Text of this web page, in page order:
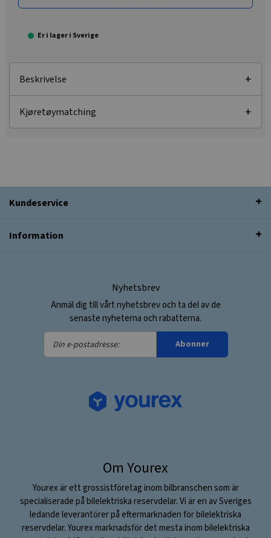
Er i lager i Sverige
Beskrivelse
Kjøretøymatching
Kundeservice
Information
Nyhetsbrev
Anmäl dig till vårt nyhetsbrev och ta del av de
senaste nyheterna och rabatterna.
Din
e-
Abonner
Om Yourex
Yourex är ett grossistföretag inom bilbranschen som är
specialiserade på bilelektriska reservdelar. Vi är en av Sveriges
ledande leverantörer på eftermarknaden för bilelektriska
reservdelar. Yourex marknadsför det mesta inom bilelektriska